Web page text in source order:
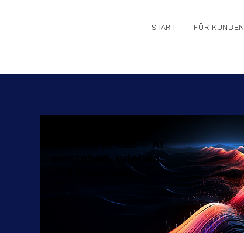
START FÜR KUNDEN
Nunatak AI Lab – AI
verstehen, erleben
und einsetzen